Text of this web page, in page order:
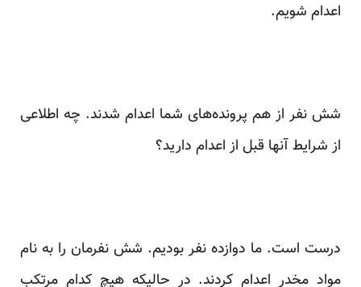
اعدام شویم.
شش نفر از هم پرونده‌های شما اعدام شدند. چه اطلاعی
از شرایط آنها قبل از اعدام دارید؟
درست است. ما دوازده نفر بودیم. شش نفرمان را به نام
مواد مخدر اعدام کردند. در حالیکه هیچ کدام مرتکب